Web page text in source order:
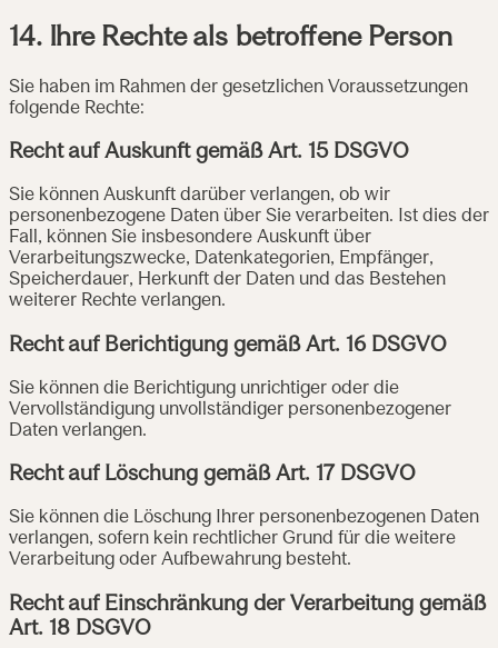
14. Ihre Rechte als betroffene Person
Sie haben im Rahmen der gesetzlichen Voraussetzungen
folgende Rechte:
Recht auf Auskunft gemäß Art. 15 DSGVO
Sie können Auskunft darüber verlangen, ob wir
personenbezogene Daten über Sie verarbeiten. Ist dies der
Fall, können Sie insbesondere Auskunft über
Verarbeitungszwecke, Datenkategorien, Empfänger,
Speicherdauer, Herkunft der Daten und das Bestehen
weiterer Rechte verlangen.
Recht auf Berichtigung gemäß Art. 16 DSGVO
Sie können die Berichtigung unrichtiger oder die
Vervollständigung unvollständiger personenbezogener
Daten verlangen.
Recht auf Löschung gemäß Art. 17 DSGVO
Sie können die Löschung Ihrer personenbezogenen Daten
verlangen, sofern kein rechtlicher Grund für die weitere
Verarbeitung oder Aufbewahrung besteht.
Recht auf Einschränkung der Verarbeitung gemäß
Art. 18 DSGVO